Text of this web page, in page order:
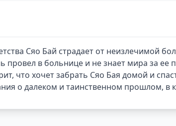
Сяо Бай страдает от неизлечимой
провел в больнице и не знает мира за
что хочет забрать Сяо Бая домой и
о далеком и таинственном прошлом, в